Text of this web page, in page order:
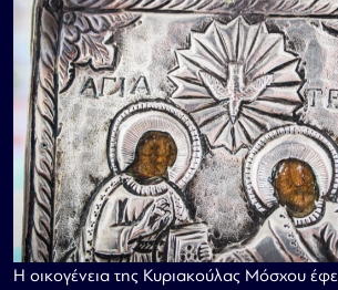
Η οικογένεια της Κυριακούλας Μόσχου